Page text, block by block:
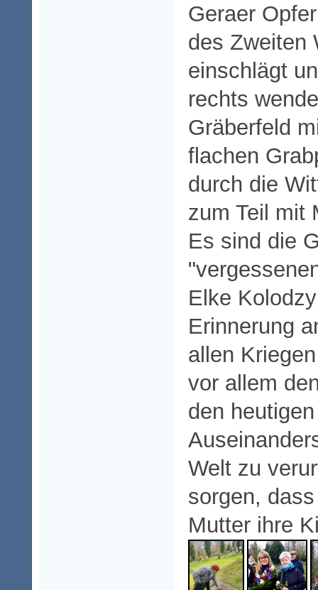
Geraer
des Zweiten
einschlägt
rechts
Gräberfeld
flachen
durch die
zum Teil mit
Es sind die
Elke
Erinnerung
allen
vor allem
den
Welt zu
sorgen,
Mutter ihre